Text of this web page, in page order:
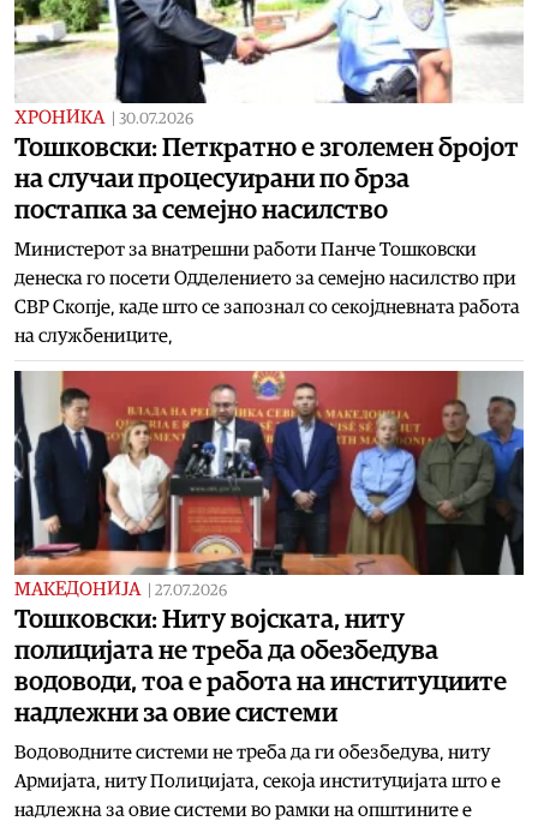
ХРОНИКА 30.07.2026
Тошковски: Петкратно е зголемен бројот
на случаи процесуирани по брза
постапка за семејно насилство
Министерот за внатрешни работи Панче Тошковски
денеска го посети Одделението за семејно насилство при
СВР Скопје, каде што се запознал со секојдневната работа
на службениците,
МАКЕДОНИЈА 27.07.2026
Тошковски: Ниту војската, ниту
полицијата не треба да обезбедува
водоводи, тоа е работа на институциите
надлежни за овие системи
Водоводните системи не треба да ги обезбедува, ниту
Армијата, ниту Полицијата, секоја институцијата што е
надлежна за овие системи во рамки на општините е